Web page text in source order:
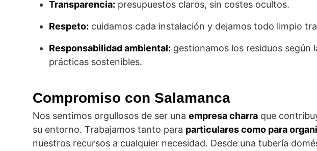
Transparencia: presupuestos claros, sin costes ocultos.
Respeto: cuidamos cada instalación y dejamos todo limpio
Responsabilidad ambiental: gestionamos los residuos
prácticas sostenibles.
Compromiso con Salamanca
Nos sentimos orgullosos de ser una empresa charra que
su entorno. Trabajamos tanto para particulares como para
nuestros recursos a cualquier necesidad. Desde una tubería